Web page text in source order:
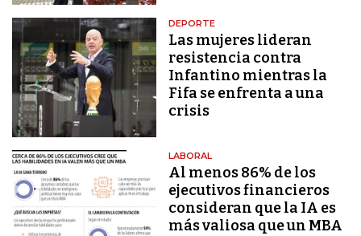
DEPORTE
Las mujeres lideran
resistencia contra
Infantino mientras la
Fifa se enfrenta a una
crisis
LABORAL
Al menos 86% de los
ejecutivos financieros
consideran que la IA es
más valiosa que un MBA